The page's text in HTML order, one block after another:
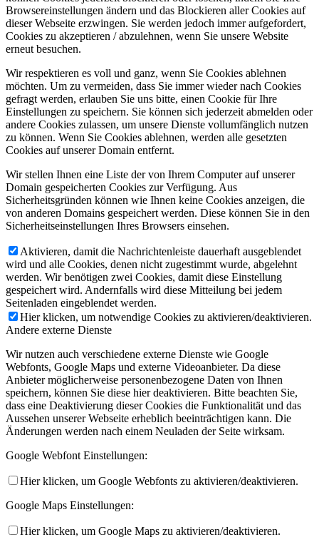
Browsereinstellungen ändern und das Blockieren aller Cookies auf
dieser Webseite erzwingen. Sie werden jedoch immer aufgefordert,
Cookies zu akzeptieren / abzulehnen, wenn Sie unsere Website
erneut besuchen.
Wir respektieren es voll und ganz, wenn Sie Cookies ablehnen
möchten. Um zu vermeiden, dass Sie immer wieder nach Cookies
gefragt werden, erlauben Sie uns bitte, einen Cookie für Ihre
Einstellungen zu speichern. Sie können sich jederzeit abmelden oder
andere Cookies zulassen, um unsere Dienste vollumfänglich nutzen
zu können. Wenn Sie Cookies ablehnen, werden alle gesetzten
Cookies auf unserer Domain entfernt.
Wir stellen Ihnen eine Liste der von Ihrem Computer auf unserer
Domain gespeicherten Cookies zur Verfügung. Aus
Sicherheitsgründen können wie Ihnen keine Cookies anzeigen, die
von anderen Domains gespeichert werden. Diese können Sie in den
Sicherheitseinstellungen Ihres Browsers einsehen.
Aktivieren, damit die Nachrichtenleiste dauerhaft ausgeblendet
wird und alle Cookies, denen nicht zugestimmt wurde, abgelehnt
werden. Wir benötigen zwei Cookies, damit diese Einstellung
gespeichert wird. Andernfalls wird diese Mitteilung bei jedem
Seitenladen eingeblendet werden.
Hier klicken, um notwendige Cookies zu aktivieren/deaktivieren.
Andere externe Dienste
Wir nutzen auch verschiedene externe Dienste wie Google
Webfonts, Google Maps und externe Videoanbieter. Da diese
Anbieter möglicherweise personenbezogene Daten von Ihnen
speichern, können Sie diese hier deaktivieren. Bitte beachten Sie,
dass eine Deaktivierung dieser Cookies die Funktionalität und das
Aussehen unserer Webseite erheblich beeinträchtigen kann. Die
Änderungen werden nach einem Neuladen der Seite wirksam.
Google Webfont Einstellungen:
Hier klicken, um Google Webfonts zu aktivieren/deaktivieren.
Google Maps Einstellungen:
Hier klicken, um Google Maps zu aktivieren/deaktivieren.